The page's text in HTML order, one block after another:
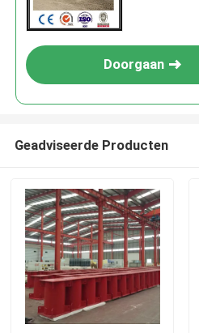
Huis
Doorgaan
Geadviseerde Producten